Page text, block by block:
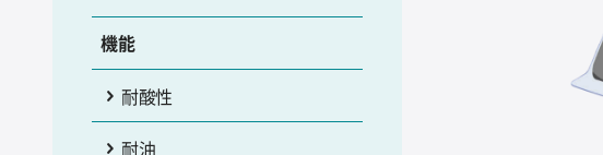
機能
耐酸性
耐油